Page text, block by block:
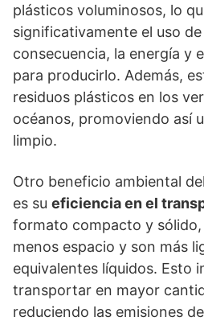
plásticos voluminosos, lo
significativamente el uso
consecuencia, la energía y
para producirlo. Además,
residuos plásticos en los
océanos, promoviendo así
limpio.
Otro beneficio ambiental
es su eficiencia en el
formato compacto y
menos espacio y son más
equivalentes líquidos. Esto
transportar en mayor
reduciendo las emisiones